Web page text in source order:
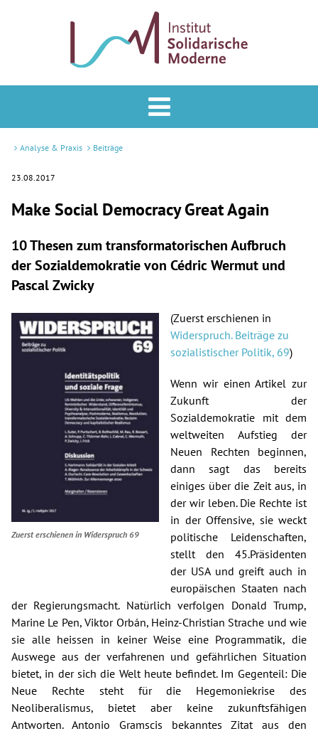
Podcast
Veranstaltungen
ISM
Newsletter
Spenden
Analyse & Praxis Beiträge
23.08.2017
Make Social Democracy Great Again
10 Thesen zum transformatorischen Aufbruch
der Sozialdemokratie von Cédric Wermut und
Pascal Zwicky
Zuerst erschienen in Widerspruch 69
(Zuerst erschienen in
Widerspruch. Beiträge zu
sozialistischer Politik, 69)
Wenn wir einen Artikel zur
Zukunft der
Sozialdemokratie mit dem
weltweiten Aufstieg der
Neuen Rechten beginnen,
dann sagt das bereits
einiges über die Zeit aus, in
der wir leben. Die Rechte ist
in der Offensive, sie weckt
politische Leidenschaften,
stellt den 45.Präsidenten
der USA und greift auch in
europäischen Staaten nach
der Regierungsmacht. Natürlich verfolgen Donald Trump,
Marine Le Pen, Viktor Orbán, Heinz-Christian Strache und wie
sie alle heissen in keiner Weise eine Programmatik, die
Auswege aus der verfahrenen und gefährlichen Situation
bietet, in der sich die Welt heute befindet. Im Gegenteil: Die
Neue Rechte steht für die Hegemoniekrise des
Neoliberalismus, bietet aber keine zukunftsfähigen
Antworten. Antonio Gramscis bekanntes Zitat aus den